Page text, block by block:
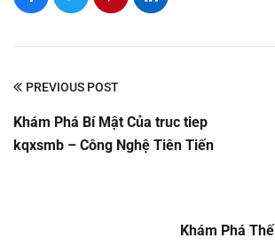
PREVIOUS POST
Khám Phá Bí Mật Của truc tiep
kqxsmb – Công Nghệ Tiên Tiến
Khám Phá